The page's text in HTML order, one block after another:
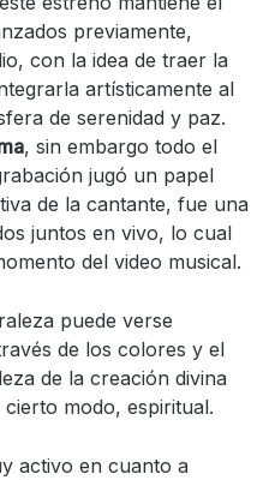
previamente,
con la idea de traer la
artísticamente al
de serenidad y paz.
, sin embargo todo el
jugó un papel
de la cantante, fue una
juntos en vivo, lo cual
del video musical.
puede verse
de los colores y el
de la creación divina
modo, espiritual.
activo en cuanto a